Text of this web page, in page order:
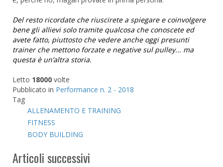
Del resto ricordate che riuscirete a spiegare e coinvolgere
bene gli allievi solo tramite qualcosa che conoscete ed
avete fatto, piuttosto che vedere anche oggi presunti
trainer che mettono forzate e negative sul pulley... ma
questa è un’altra storia.
Letto 18000 volte
Pubblicato in Performance n. 2 - 2018
Tag
ALLENAMENTO E TRAINING
FITNESS
BODY BUILDING
Articoli successivi